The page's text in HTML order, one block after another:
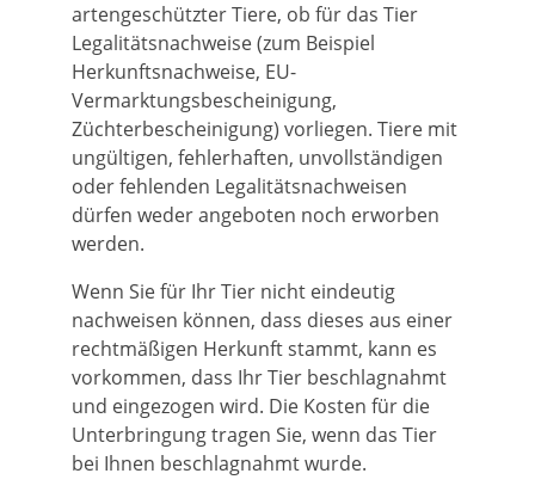
artengeschützter Tiere, ob für das Tier
Legalitätsnachweise (zum Beispiel
Herkunftsnachweise, EU-
Vermarktungsbescheinigung,
Züchterbescheinigung) vorliegen. Tiere mit
ungültigen, fehlerhaften, unvollständigen
oder fehlenden Legalitätsnachweisen
dürfen weder angeboten noch erworben
werden.
Wenn Sie für Ihr Tier nicht eindeutig
nachweisen können, dass dieses aus einer
rechtmäßigen Herkunft stammt, kann es
vorkommen, dass Ihr Tier beschlagnahmt
und eingezogen wird. Die Kosten für die
Unterbringung tragen Sie, wenn das Tier
bei Ihnen beschlagnahmt wurde.